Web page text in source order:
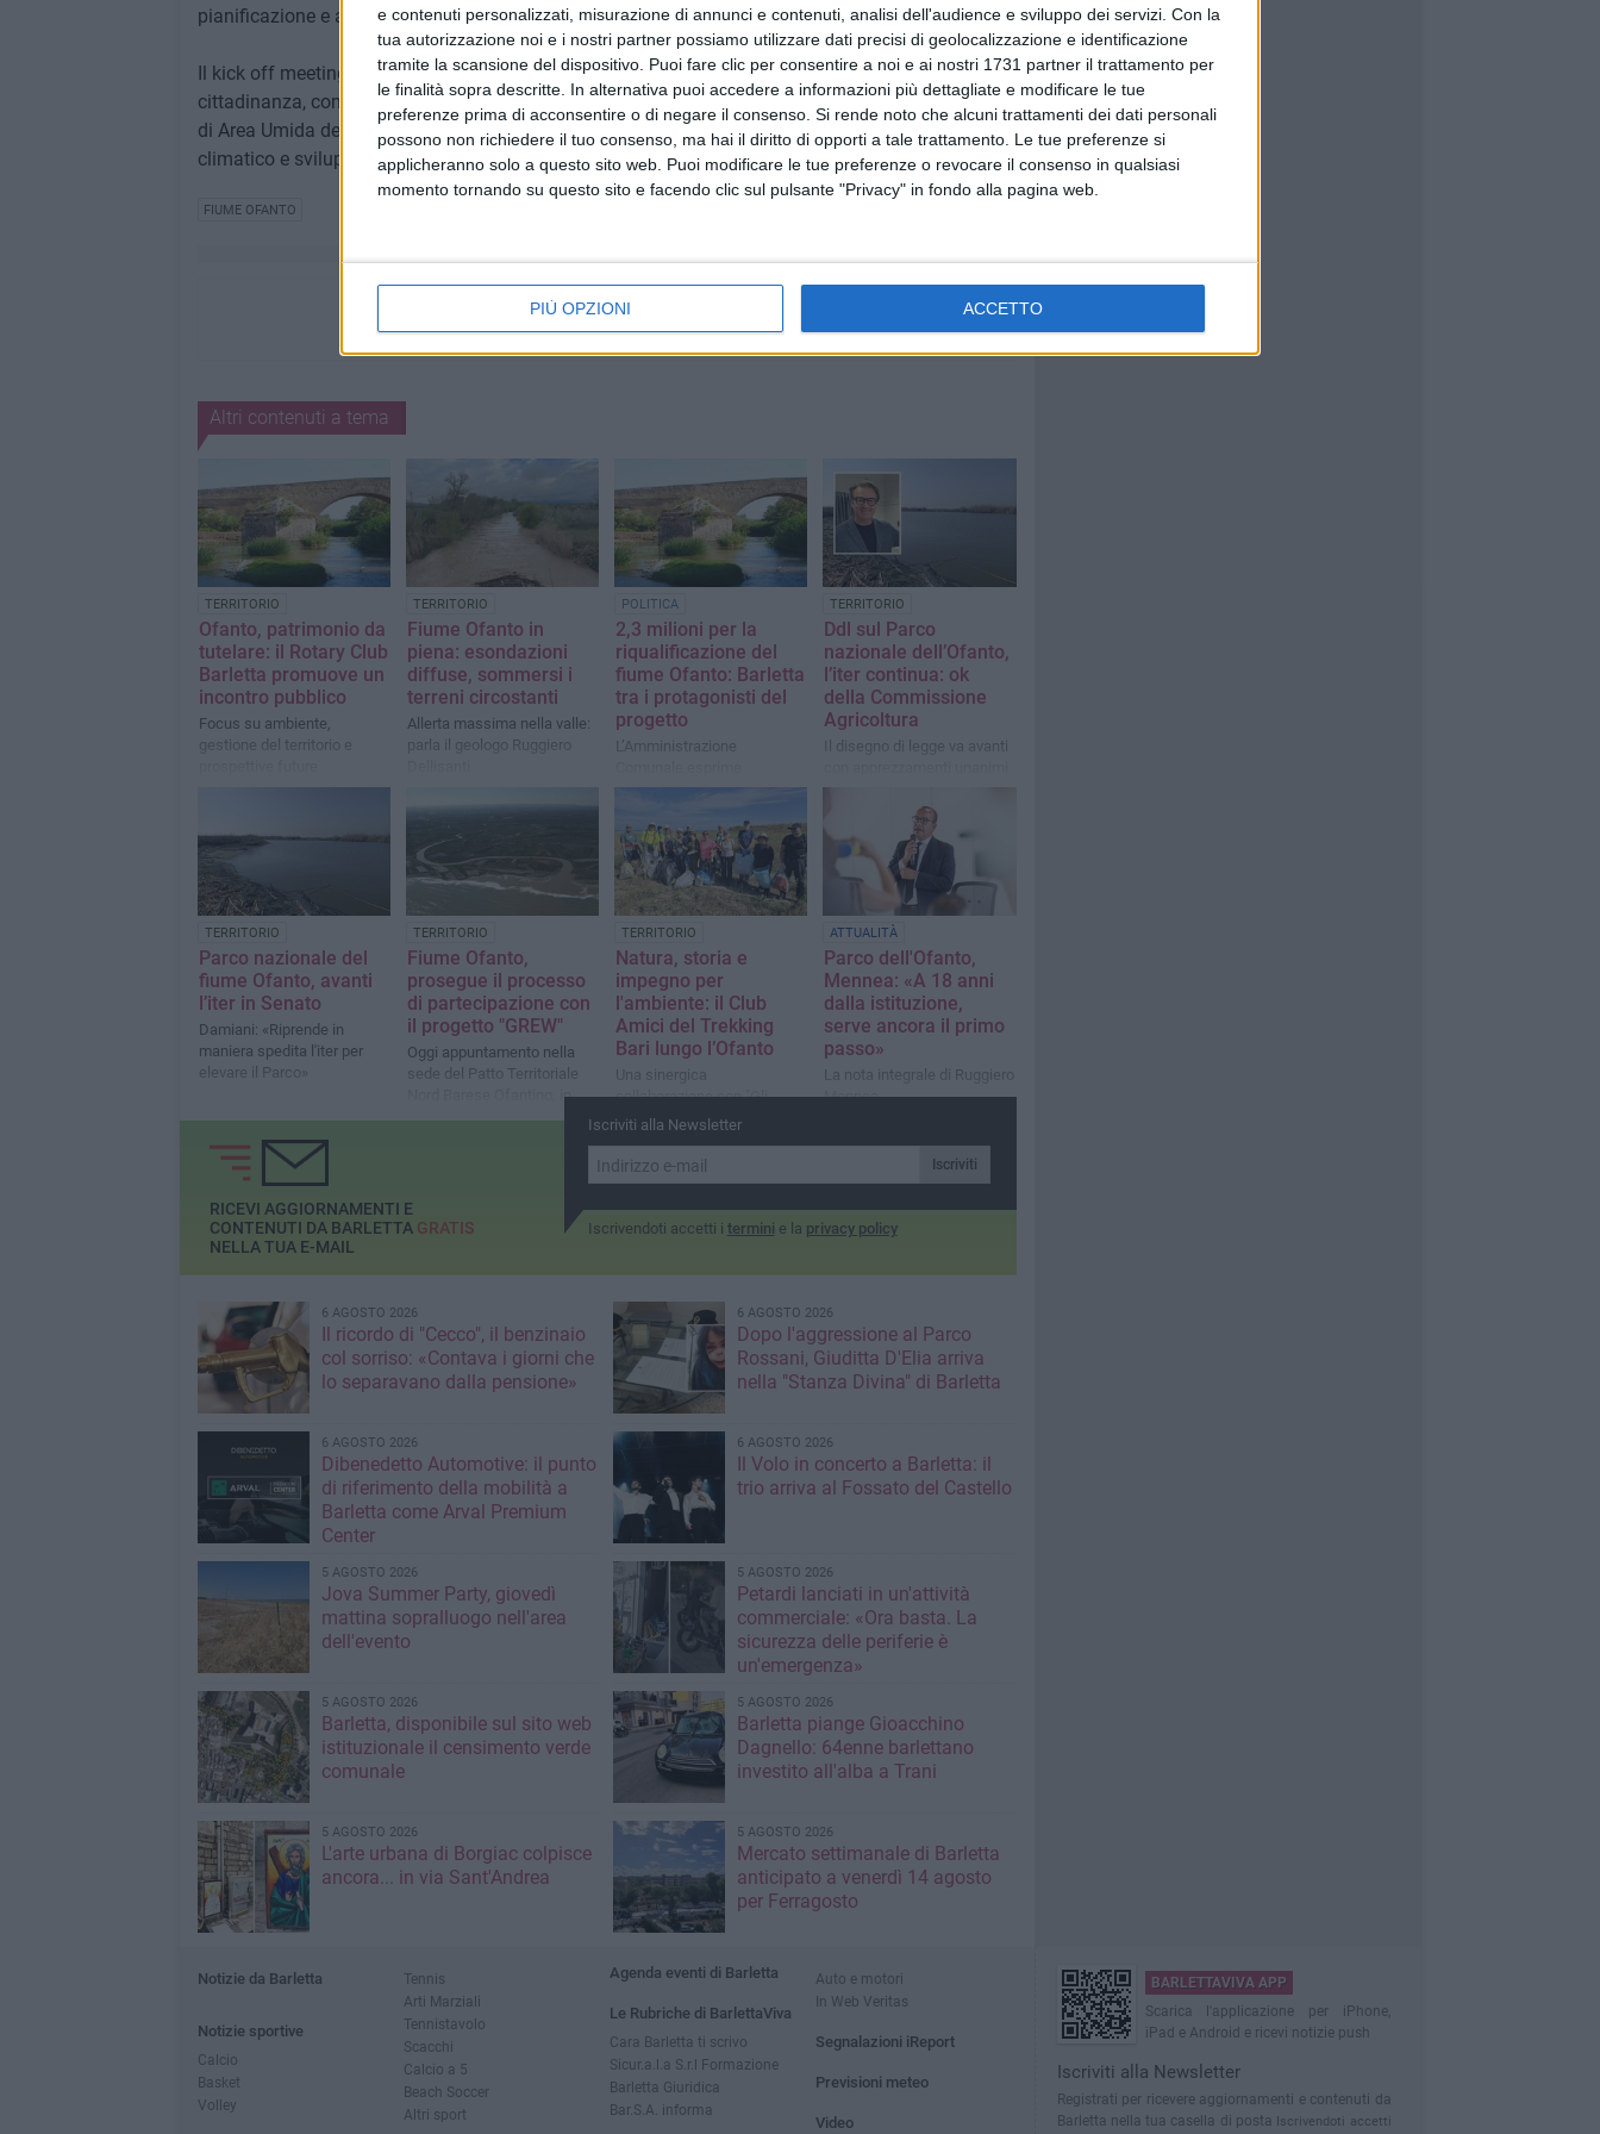
e contenuti personalizzati, misurazione di annunci e contenuti, analisi dell'audience e sviluppo dei servizi. Con la
tua autorizzazione noi e i nostri partner possiamo utilizzare dati precisi di geolocalizzazione e identificazione
tramite la scansione del dispositivo. Puoi fare clic per consentire a noi e ai nostri 1731 partner il trattamento per
le finalità sopra descritte. In alternativa puoi accedere a informazioni più dettagliate e modificare le tue
preferenze prima di acconsentire o di negare il consenso. Si rende noto che alcuni trattamenti dei dati personali
possono non richiedere il tuo consenso, ma hai il diritto di opporti a tale trattamento. Le tue preferenze si
applicheranno solo a questo sito web. Puoi modificare le tue preferenze o revocare il consenso in qualsiasi
momento tornando su questo sito e facendo clic sul pulsante "Privacy" in fondo alla pagina web.
PIÙ OPZIONI ACCETTO
pianificazione e alla gestione sostenibile.
Il kick off meeting di Barletta sarà quindi un momento di avvio e confronto aperto a stakeholder e
cittadinanza, con l'obiettivo di raccogliere esigenze, esperienze e proposte per rendere il Contratto
di Area Umida del Fiume Ofanto uno strumento ancora più solido di resilienza, adattamento
climatico e sviluppo sostenibile.
FIUME OFANTO
Altri contenuti a tema
TERRITORIO
Ofanto, patrimonio da
tutelare: il Rotary Club
Barletta promuove un
incontro pubblico
Focus su ambiente,
gestione del territorio e
TERRITORIO
Fiume Ofanto in
piena: esondazioni
diffuse, sommersi i
terreni circostanti
Allerta massima nella valle:
parla il geologo Ruggiero
POLITICA
2,3 milioni per la
riqualificazione del
fiume Ofanto: Barletta
tra i protagonisti del
progetto
L’Amministrazione
soddisfazione per il risultato
sinergico tra tutte le
amministrazioni coinvolte
TERRITORIO
Ddl sul Parco
nazionale dell’Ofanto,
l’iter continua: ok
della Commissione
Agricoltura
Il disegno di legge va avanti
Damiani: «Un’opportunità per
agricoltura, turismo e
territorio»
TERRITORIO
Parco nazionale del
fiume Ofanto, avanti
l’iter in Senato
Damiani: «Riprende in
maniera spedita l'iter per
elevare il Parco»
TERRITORIO
Fiume Ofanto,
prosegue il processo
di partecipazione con
il progetto "GREW"
Oggi appuntamento nella
sede del Patto Territoriale
Nord Barese Ofantino, in
viale Marconi 39
TERRITORIO
Natura, storia e
impegno per
l'ambiente: il Club
Amici del Trekking
Bari lungo l’Ofanto
Una sinergica
collaborazione con "Gli
Amici del Cammino", per
territorio barlettano e non
solo
ATTUALITÀ
Parco dell'Ofanto,
Mennea: «A 18 anni
dalla istituzione,
serve ancora il primo
passo»
La nota integrale di Ruggiero
Mennea
Iscriviti alla Newsletter
Iscriviti
Iscrivendoti accetti i termini e la privacy policy
RICEVI AGGIORNAMENTI E
CONTENUTI DA BARLETTA GRATIS
NELLA TUA E-MAIL
6 AGOSTO 2026
Il ricordo di "Cecco", il benzinaio
col sorriso: «Contava i giorni che
lo separavano dalla pensione»
6 AGOSTO 2026
Dopo l'aggressione al Parco
Rossani, Giuditta D'Elia arriva
nella "Stanza Divina" di Barletta
6 AGOSTO 2026
Dibenedetto Automotive: il punto
di riferimento della mobilità a
Barletta come Arval Premium
Center
6 AGOSTO 2026
Il Volo in concerto a Barletta: il
trio arriva al Fossato del Castello
5 AGOSTO 2026
Jova Summer Party, giovedì
mattina sopralluogo nell'area
dell'evento
5 AGOSTO 2026
Petardi lanciati in un'attività
commerciale: «Ora basta. La
sicurezza delle periferie è
un'emergenza»
5 AGOSTO 2026
Barletta, disponibile sul sito web
istituzionale il censimento verde
comunale
5 AGOSTO 2026
Barletta piange Gioacchino
Dagnello: 64enne barlettano
investito all'alba a Trani
5 AGOSTO 2026
L'arte urbana di Borgiac colpisce
ancora... in via Sant'Andrea
5 AGOSTO 2026
Mercato settimanale di Barletta
anticipato a venerdì 14 agosto
per Ferragosto
Notizie da Barletta
Notizie sportive
Calcio
Basket
Volley
Tennis
Arti Marziali
Tennistavolo
Scacchi
Calcio a 5
Beach Soccer
Altri sport
Agenda eventi di Barletta
Le Rubriche di BarlettaViva
Cara Barletta ti scrivo
Sicur.a.l.a S.r.l Formazione
Barletta Giuridica
Bar.S.A. informa
Auto e motori
In Web Veritas
Segnalazioni iReport
Previsioni meteo
Video
BARLETTAVIVA APP
Scarica l'applicazione per iPhone,
iPad e Android e ricevi notizie push
Iscriviti alla Newsletter
Registrati per ricevere aggiornamenti e contenuti da
Barletta nella tua casella di posta Iscrivendoti accetti